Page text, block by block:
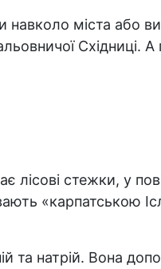
міста або
Східниці.
стежки, у
«карпатською
та натрій. Вона